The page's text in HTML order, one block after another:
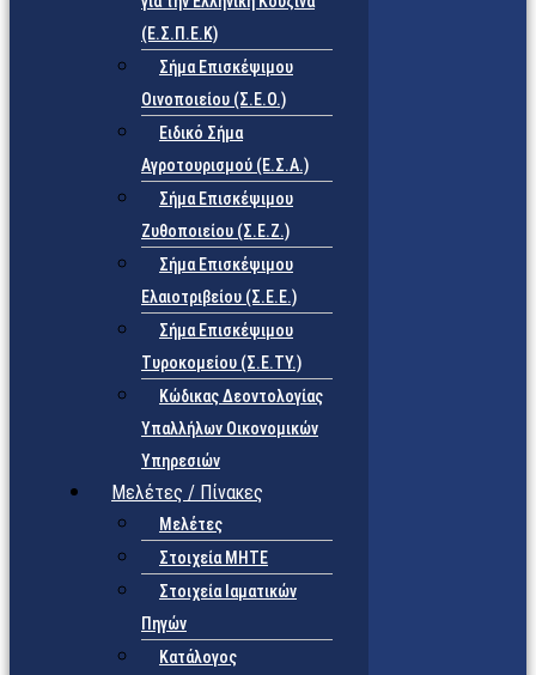
(Ε.Σ.Π.Ε.Κ)
Σήμα Επισκέψιμου
Οινοποιείου (Σ.Ε.Ο.)
Ειδικό Σήμα
Αγροτουρισμού (Ε.Σ.Α.)
Σήμα Επισκέψιμου
Ζυθοποιείου (Σ.Ε.Ζ.)
Σήμα Επισκέψιμου
Ελαιοτριβείου (Σ.Ε.Ε.)
Σήμα Επισκέψιμου
Τυροκομείου (Σ.Ε.TY.)
Κώδικας Δεοντολογίας
Υπαλλήλων Οικονομικών
Υπηρεσιών
Μελέτες / Πίνακες
Μελέτες
Στοιχεία ΜΗΤΕ
Στοιχεία Ιαματικών
Πηγών
Κατάλογος